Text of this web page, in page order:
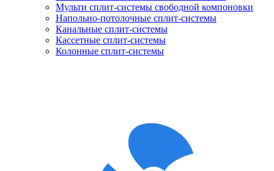
Мульти сплит-системы свободной компоновки
Напольно-потолочные сплит-системы
Канальные сплит-системы
Кассетные сплит-системы
Колонные сплит-системы